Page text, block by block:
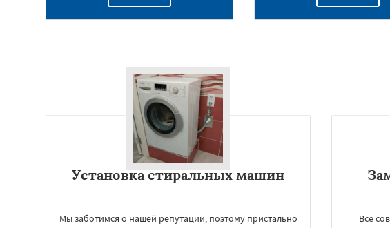
Установка стиральных машин
Мы заботимся о нашей репутации, поэтому пристально
Все